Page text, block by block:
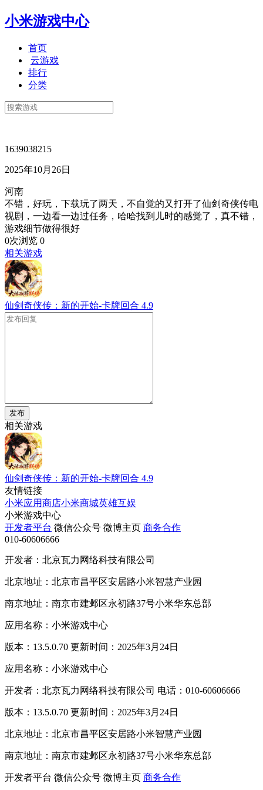
小米游戏中心
首页
云游戏
排行
分类
1639038215
2025年10月26日
河南
不错，好玩，下载玩了两天，不自觉的又打开了仙剑奇侠传电
视剧，一边看一边过任务，哈哈找到儿时的感觉了，真不错，
游戏细节做得很好
0次浏览 0
相关游戏
仙剑奇侠传：新的开始-卡牌回合 4.9
发布
相关游戏
仙剑奇侠传：新的开始-卡牌回合 4.9
友情链接
小米应用商店小米商城英雄互娱
小米游戏中心
开发者平台 微信公众号 微博主页 商务合作
010-60606666
开发者：北京瓦力网络科技有限公司
北京地址：北京市昌平区安居路小米智慧产业园
南京地址：南京市建邺区永初路37号小米华东总部
应用名称：小米游戏中心
版本：13.5.0.70 更新时间：2025年3月24日
应用名称：小米游戏中心
开发者：北京瓦力网络科技有限公司 电话：010-60606666
版本：13.5.0.70 更新时间：2025年3月24日
北京地址：北京市昌平区安居路小米智慧产业园
南京地址：南京市建邺区永初路37号小米华东总部
开发者平台 微信公众号 微博主页 商务合作